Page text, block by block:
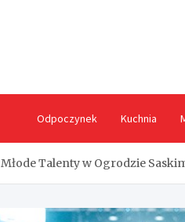
Odpoczynek Kuchnia
Młode Talenty w Ogrodzie